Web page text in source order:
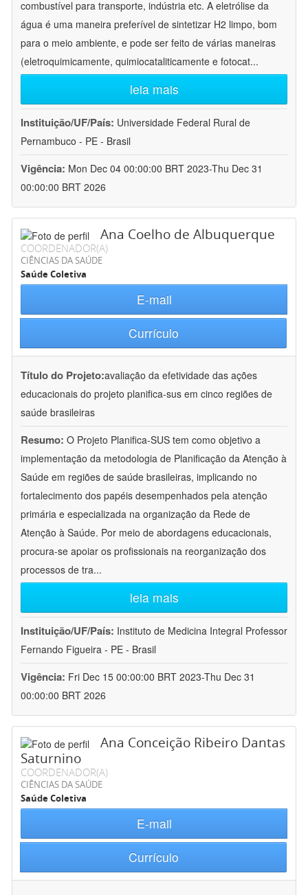
combustível para transporte, indústria etc. A eletrólise da
água é uma maneira preferível de sintetizar H2 limpo, bom
para o meio ambiente, e pode ser feito de várias maneiras
(eletroquimicamente, quimiocataliticamente e fotocat...
leia mais
Instituição/UF/País: Universidade Federal Rural de
Pernambuco - PE - Brasil
Vigência: Mon Dec 04 00:00:00 BRT 2023-Thu Dec 31
00:00:00 BRT 2026
Ana Coelho de Albuquerque
COORDENADOR(A)
CIÊNCIAS DA SAÚDE
Saúde Coletiva
E-mail
Currículo
Título do Projeto:avaliação da efetividade das ações
educacionais do projeto planifica-sus em cinco regiões de
saúde brasileiras
Resumo: O Projeto Planifica-SUS tem como objetivo a
implementação da metodologia de Planificação da Atenção à
Saúde em regiões de saúde brasileiras, implicando no
fortalecimento dos papéis desempenhados pela atenção
primária e especializada na organização da Rede de
Atenção à Saúde. Por meio de abordagens educacionais,
procura-se apoiar os profissionais na reorganização dos
processos de tra...
leia mais
Instituição/UF/País: Instituto de Medicina Integral Professor
Fernando Figueira - PE - Brasil
Vigência: Fri Dec 15 00:00:00 BRT 2023-Thu Dec 31
00:00:00 BRT 2026
Ana Conceição Ribeiro Dantas
Saturnino
COORDENADOR(A)
CIÊNCIAS DA SAÚDE
Saúde Coletiva
E-mail
Currículo